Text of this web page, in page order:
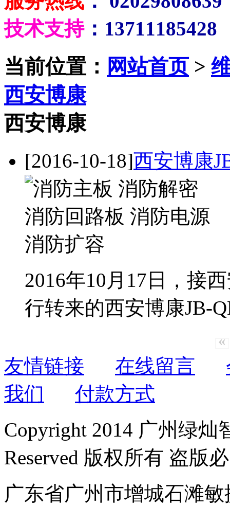
技术支持：13711185428
当前位置： 网站首页>
西安博康
西安博康
[2016-10-18]西安博康
2016年10月17日，接
行转来的西安博康JB-
«
友情链接 在线留言
我们
付款方式
Copyright 2014 广州绿
Reserved 版权所有 盗版
广东省广州市增城石滩